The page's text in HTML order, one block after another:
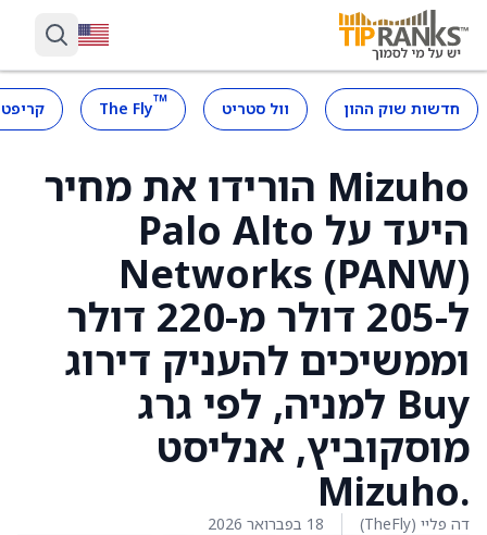
חדשות שוק ההון וול סטריט ™
The Fly
Mizuho הורידו את מחיר
היעד על Palo Alto
Networks (PANW)
ל-205 דולר מ-220 דולר
וממשיכים להעניק דירוג
Buy למניה, לפי גרג
מוסקוביץ, אנליסט
.Mizuho
דה פליי (TheFly) 18 בפברואר 2026